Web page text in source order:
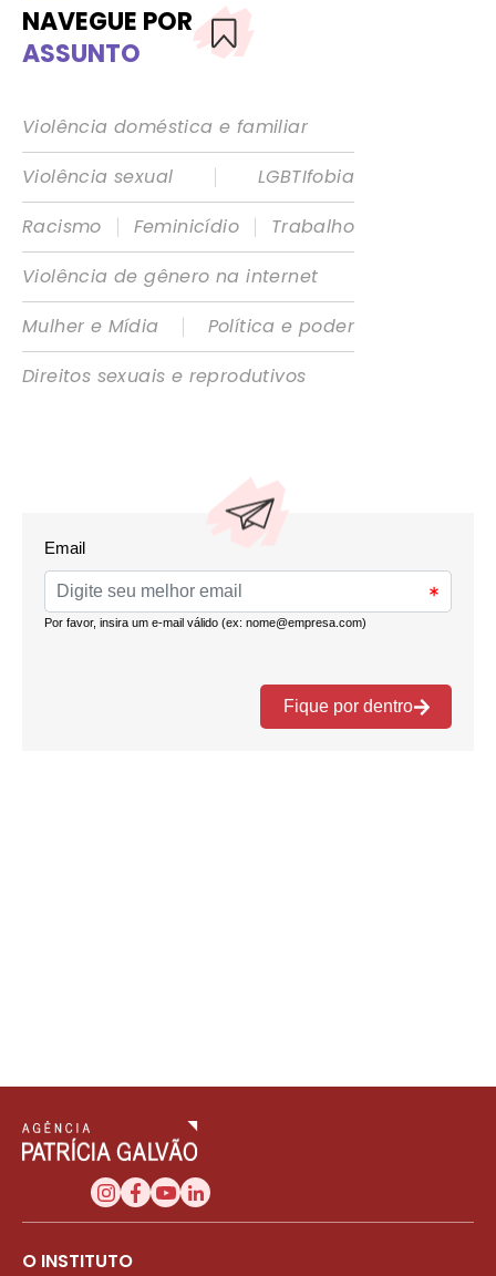
NAVEGUE POR
ASSUNTO
Violência doméstica e familiar
Violência sexual
|
LGBTIfobia
Racismo
| Feminicídio |
Trabalho
Violência de gênero na internet
Mulher e Mídia
|
Política e poder
Direitos sexuais e reprodutivos
O INSTITUTO